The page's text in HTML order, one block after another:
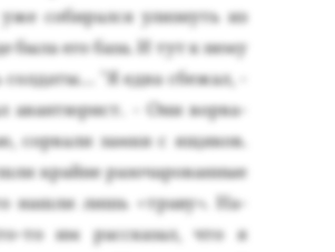
со­бирал­ся улиз­нуть из
бы­ла его ба­за. И тут к не­му
"Я ед­ва сбе­жал, -
аван­тю­рист. - Они вор­ва­
сор­ва­ли зам­ки с ящи­ков.
край­не ра­зоча­рован­ные
наш­ли лишь «тра­ву». На­
то им рас­ска­зал, что я